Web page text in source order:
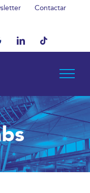
Contactar
LinkedInTiktok